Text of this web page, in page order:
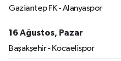
Gaziantep FK - Alanyaspor
16 Ağustos, Pazar
Başakşehir - Kocaelispor